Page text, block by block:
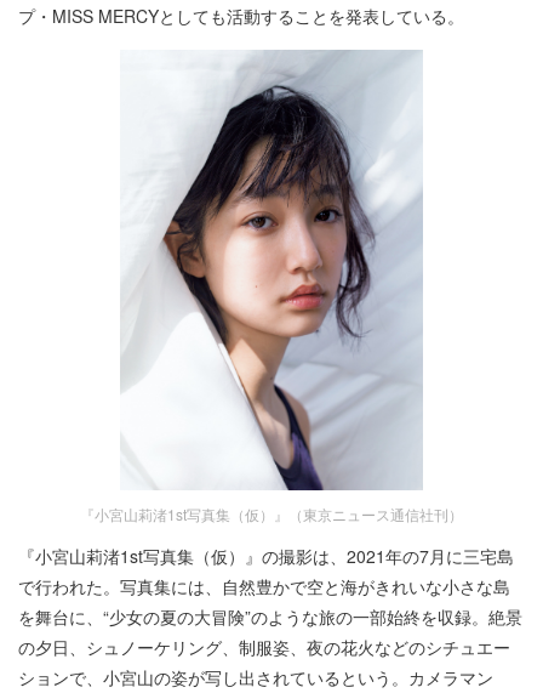
プ・MISS MERCYとしても活動することを発表している。
『小宮山莉渚1st写真集（仮）』（東京ニュース通信社刊）
『小宮山莉渚1st写真集（仮）』の撮影は、2021年の7月に三宅島
で行われた。写真集には、自然豊かで空と海がきれいな小さな島
を舞台に、“少女の夏の大冒険”のような旅の一部始終を収録。絶景
の夕日、シュノーケリング、制服姿、夜の花火などのシチュエー
ションで、小宮山の姿が写し出されているという。カメラマン